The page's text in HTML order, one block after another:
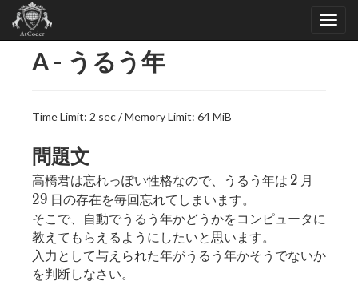
A - うるう年
Time Limit: 2 sec / Memory Limit: 64 MiB
問題文
高橋君は忘れっぽい性格なので、うるう年は 2
2 月
29 日の存在を毎回忘れてしまいます。
そこで、自動でうるう年かどうかをコンピュータに
教えてもらえるようにしたいと思います。
入力として与えられた年がうるう年かそうでないか
を判断しなさい。